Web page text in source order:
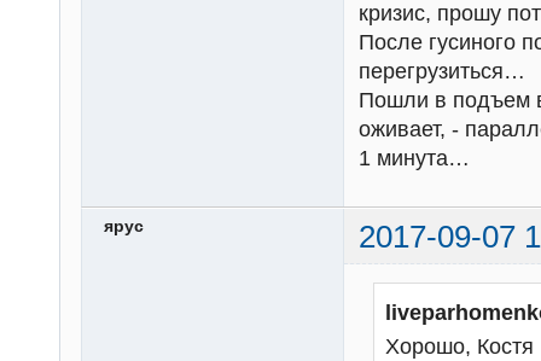
кризис, прошу
После гусиного
перегрузиться…
Пошли в подъем
оживает, -
1 минута…
ярус 2017-09-07
Хорошо, Костя